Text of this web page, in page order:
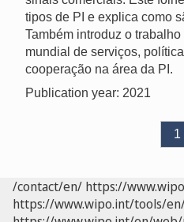
tipos de PI e explica como
Também introduz o
mundial de serviços,
cooperação na área da PI.
Publication year: 2021
1
/contact/en/ https://
https://www.wipo.int/tools/